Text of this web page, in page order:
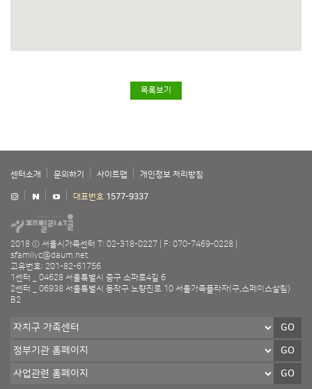
목록보기
센터소개 문의하기 사이트맵 개인정보 처리방침
대표번호 1577-9337
2018 ⓒ 서울시가족센터 T: 02-318-0227
F: 070-7469-0228
sfamilyc@daum.net
고유번호: 201-82-61756
1센터 _ 04628 서울특별시 중구 소파로4길 6
2센터 _ 06938 서울특별시 동작구 노량진로 10 서울가족플라자(구,스페이스살림)
B2
GO
GO
GO